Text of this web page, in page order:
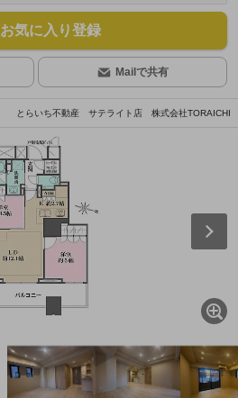
お気に入り登録
Mailで共有
とらいち不動産 サテライト店 株式会社TORAICHI